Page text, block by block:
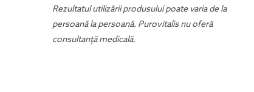
Rezultatul utilizării produsului poate varia de la
persoană la persoană. Purovitalis nu oferă
consultanță medicală.